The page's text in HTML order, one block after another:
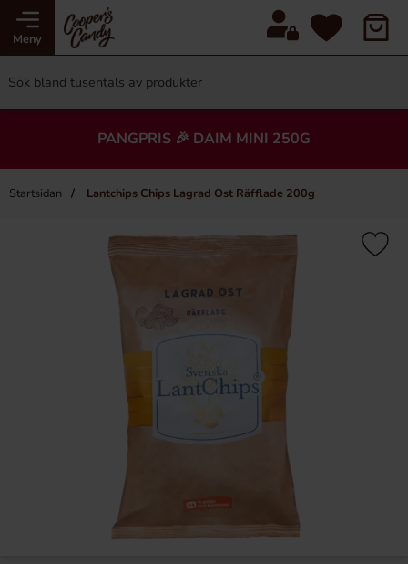
Meny
PANGPRIS 🎉 DAIM MINI 250G
Startsidan Lantchips Chips Lagrad Ost Räfflade 200g